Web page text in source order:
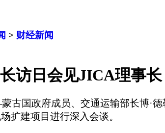
> 财经新闻
访日会见JICA理事
蒙古国政府成员、 交通运输部长博·
扩建项目进行深入会谈。